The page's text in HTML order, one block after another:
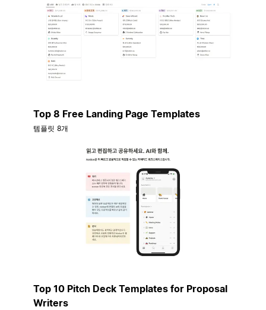
Top 8 Free Landing Page Templates
템플릿 8개
Top 10 Pitch Deck Templates for Proposal
Writers